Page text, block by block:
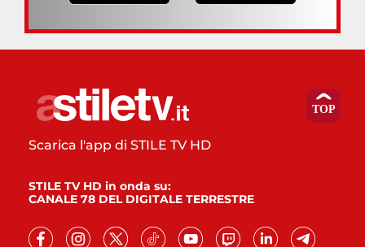
Scarica l'app di STILE TV HD
STILE TV HD in onda su:
CANALE 78 DEL DIGITALE TERRESTRE